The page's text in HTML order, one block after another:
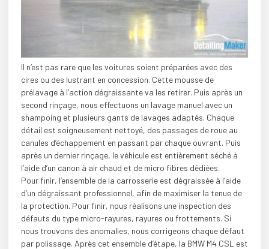
Il n’est pas rare que les voitures soient préparées avec des
cires ou des lustrant en concession. Cette mousse de
prélavage à l’action dégraissante va les retirer. Puis après un
second rinçage, nous effectuons un lavage manuel avec un
shampoing et plusieurs gants de lavages adaptés. Chaque
détail est soigneusement nettoyé, des passages de roue au
canules d’échappement en passant par chaque ouvrant. Puis
après un dernier rinçage, le véhicule est entièrement séché à
l’aide d’un canon à air chaud et de micro fibres dédiées.
Pour finir, l’ensemble de la carrosserie est dégraissée à l’aide
d’un dégraissant professionnel, afin de maximiser la tenue de
la protection. Pour finir, nous réalisons une inspection des
défauts du type micro-rayures, rayures ou frottements. Si
nous trouvons des anomalies, nous corrigeons chaque défaut
par polissage. Après cet ensemble d’étape, la BMW M4 CSL est